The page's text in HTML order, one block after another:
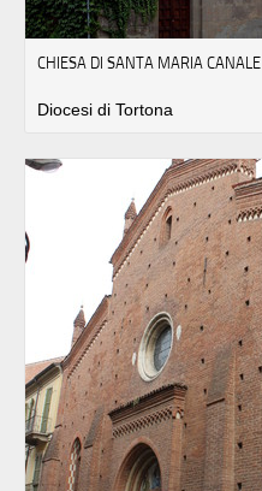
CHIESA DI SANTA MARIA CANALE
Diocesi di Tortona